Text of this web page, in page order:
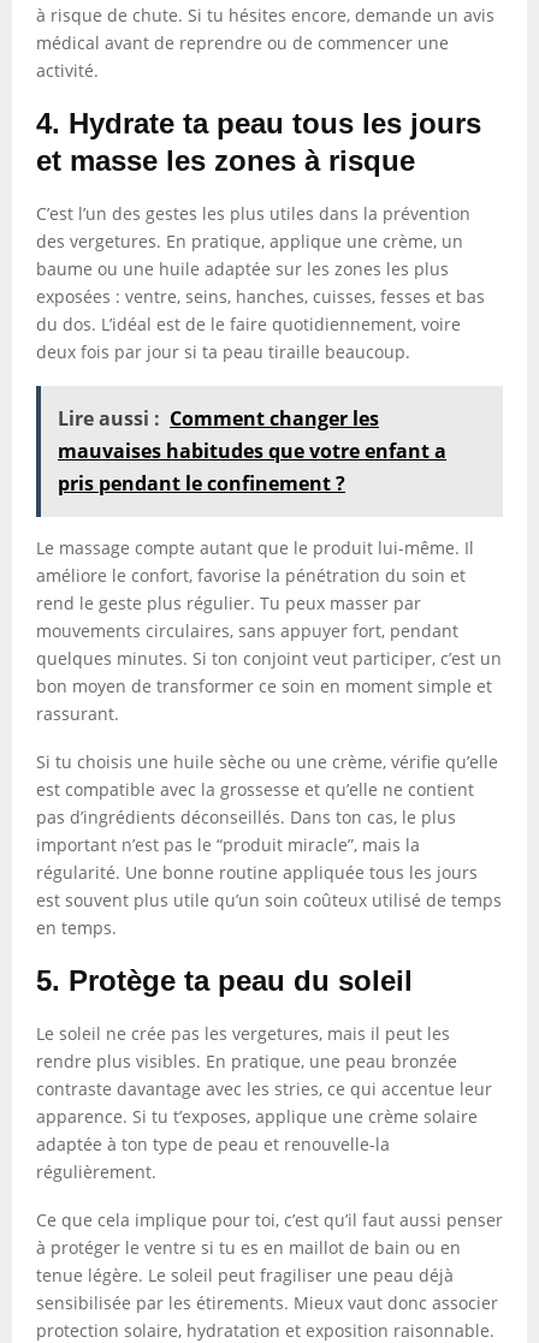
à risque de chute. Si tu hésites encore, demande un avis
médical avant de reprendre ou de commencer une
activité.
4. Hydrate ta peau tous les jours
et masse les zones à risque
C’est l’un des gestes les plus utiles dans la prévention
des vergetures. En pratique, applique une crème, un
baume ou une huile adaptée sur les zones les plus
exposées : ventre, seins, hanches, cuisses, fesses et bas
du dos. L’idéal est de le faire quotidiennement, voire
deux fois par jour si ta peau tiraille beaucoup.
Lire aussi : Comment changer les
mauvaises habitudes que votre enfant a
pris pendant le confinement ?
Le massage compte autant que le produit lui-même. Il
améliore le confort, favorise la pénétration du soin et
rend le geste plus régulier. Tu peux masser par
mouvements circulaires, sans appuyer fort, pendant
quelques minutes. Si ton conjoint veut participer, c’est un
bon moyen de transformer ce soin en moment simple et
rassurant.
Si tu choisis une huile sèche ou une crème, vérifie qu’elle
est compatible avec la grossesse et qu’elle ne contient
pas d’ingrédients déconseillés. Dans ton cas, le plus
important n’est pas le “produit miracle”, mais la
régularité. Une bonne routine appliquée tous les jours
est souvent plus utile qu’un soin coûteux utilisé de temps
en temps.
5. Protège ta peau du soleil
Le soleil ne crée pas les vergetures, mais il peut les
rendre plus visibles. En pratique, une peau bronzée
contraste davantage avec les stries, ce qui accentue leur
apparence. Si tu t’exposes, applique une crème solaire
adaptée à ton type de peau et renouvelle-la
régulièrement.
Ce que cela implique pour toi, c’est qu’il faut aussi penser
à protéger le ventre si tu es en maillot de bain ou en
tenue légère. Le soleil peut fragiliser une peau déjà
sensibilisée par les étirements. Mieux vaut donc associer
protection solaire, hydratation et exposition raisonnable.